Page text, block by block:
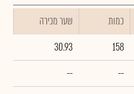
כמות
שער מכירה
158
30.93
--
--